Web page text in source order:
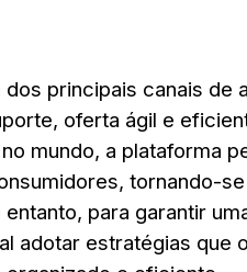
principais canais de
oferta ágil e
mundo, a plataforma
tornando-
para garantir
adotar estratégias que